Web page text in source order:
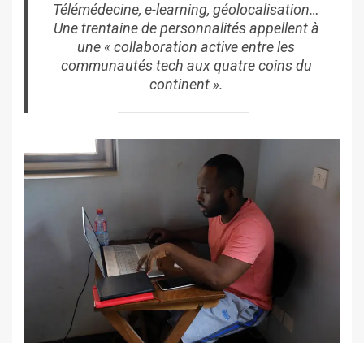
Télémédecine, e-learning, géolocalisation…
Une trentaine de personnalités appellent à
une « collaboration active entre les
communautés tech aux quatre coins du
continent ».